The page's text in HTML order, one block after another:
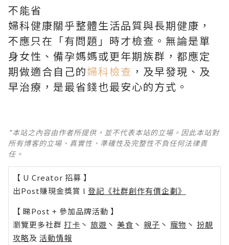
不能省
婦科健康關乎整體生活品質與長期健康，
不應只在「有問題」時才檢查。無論是單
身女性、備孕媽媽或更年期族群，都應定
期做適合自己的婦科檢查 ，及早發現、及
早治療，是最省錢也最安心的方式。
*本站之內容由作者所提供，並不代表本站的立場。因此本站對
所有博客的立場、真實性、準確性及完整性不負任何法律責
任。
【 U Creator 招募 】
出Post賺現金獎賞 l 登記《社群創作有價企劃》
【 睇Post + 參加品牌活動 】
瀏覽更多社群 打卡 丶 旅遊 丶 美食 丶 親子 丶 寵物 丶 扮靚
攻略及 活動情報